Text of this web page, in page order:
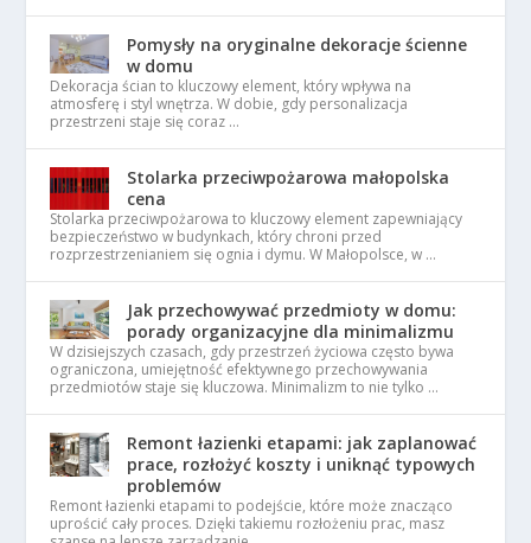
Pomysły na oryginalne dekoracje ścienne
w domu
Dekoracja ścian to kluczowy element, który wpływa na
atmosferę i styl wnętrza. W dobie, gdy personalizacja
przestrzeni staje się coraz …
Stolarka przeciwpożarowa małopolska
cena
Stolarka przeciwpożarowa to kluczowy element zapewniający
bezpieczeństwo w budynkach, który chroni przed
rozprzestrzenianiem się ognia i dymu. W Małopolsce, w …
Jak przechowywać przedmioty w domu:
porady organizacyjne dla minimalizmu
W dzisiejszych czasach, gdy przestrzeń życiowa często bywa
ograniczona, umiejętność efektywnego przechowywania
przedmiotów staje się kluczowa. Minimalizm to nie tylko …
Remont łazienki etapami: jak zaplanować
prace, rozłożyć koszty i uniknąć typowych
problemów
Remont łazienki etapami to podejście, które może znacząco
uprościć cały proces. Dzięki takiemu rozłożeniu prac, masz